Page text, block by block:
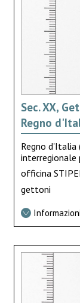
Sec. XX,
Regno
Regno
interregionale
officina
gettoni